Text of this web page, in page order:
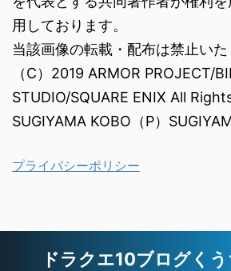
用しております。
当該画像の転載・配布は禁止いた
（C）2019 ARMOR PROJECT/
STUDIO/SQUARE ENIX All
SUGIYAMA KOBO（P）
プライバシーポリシー
ドラクエ10ブログく